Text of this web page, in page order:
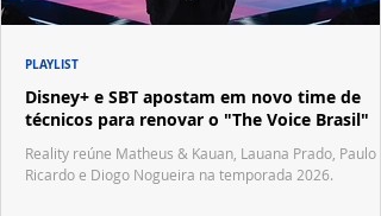
Disney+ e SBT apostam em novo time de
técnicos para renovar o "The Voice Brasil"
Reality reúne Matheus & Kauan, Lauana Prado, Paulo
Ricardo e Diogo Nogueira na temporada 2026.
PLAYLIST